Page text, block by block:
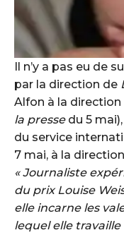
Il n’y a pas eu de
par la direction de
Alfon à la
la presse du 5
du service
7 mai, à la
« Journaliste
du prix Louise
elle incarne les
lequel elle